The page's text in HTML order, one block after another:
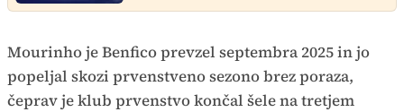
Mourinho je Benfico prevzel septembra 2025 in jo
popeljal skozi prvenstveno sezono brez poraza,
čeprav je klub prvenstvo končal šele na tretjem